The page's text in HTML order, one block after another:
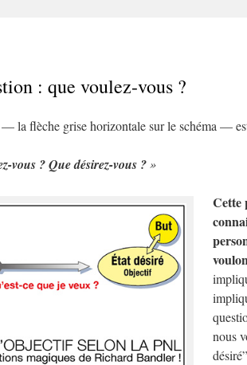
: que voulez-vous ?
la flèche grise horizontale sur le schéma —
vous ? Que désirez-vous ?»
Cette
nous